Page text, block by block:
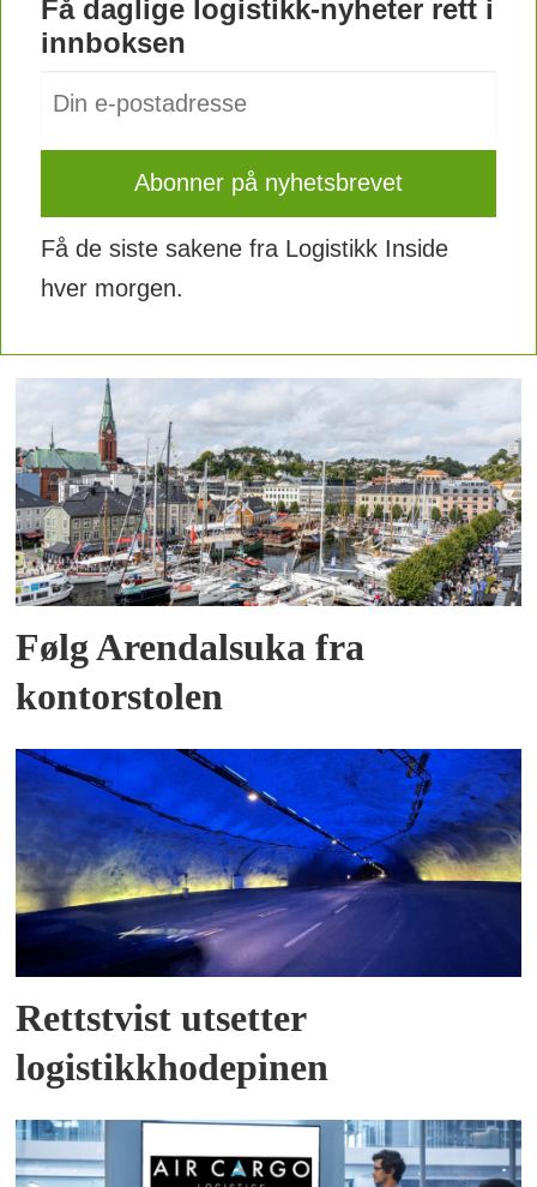
Få daglige logistikk-nyheter rett i
innboksen
Få de siste sakene fra Logistikk Inside
hver morgen.
Følg Arendalsuka fra
kontorstolen
Rettstvist utsetter
logistikkhodepinen